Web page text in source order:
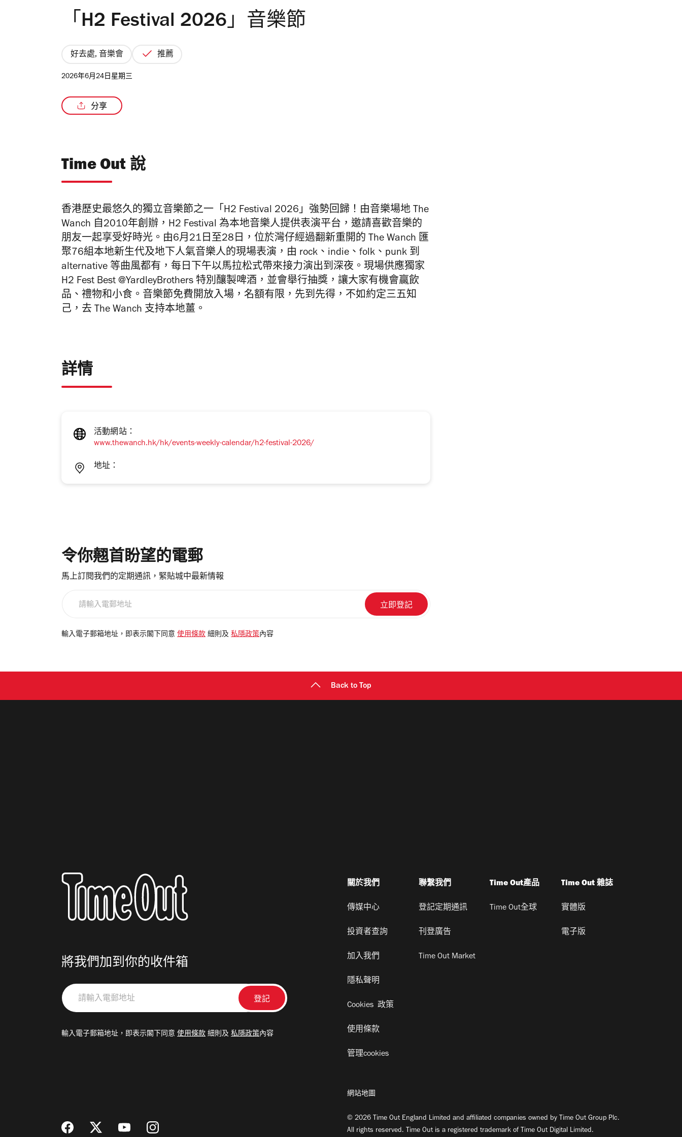
「H2 Festival 2026」音樂節
好去處, 音樂會 推薦
2026年6月24日星期三
分享
Time Out 說
香港歷史最悠久的獨立音樂節之一「H2 Festival 2026」強勢回歸！由音樂場地 The
Wanch 自2010年創辦，H2 Festival 為本地音樂人提供表演平台，邀請喜歡音樂的
朋友一起享受好時光。由6月21日至28日，位於灣仔經過翻新重開的 The Wanch 匯
聚76組本地新生代及地下人氣音樂人的現場表演，由 rock 、indie、folk、punk 到
alternative 等曲風都有，每日下午以馬拉松式帶來接力演出到深夜。現場供應獨家
H2 Fest Best @YardleyBrothers 特別釀製啤酒，並會舉行抽獎，讓大家有機會贏飲
品、禮物和小食。音樂節免費開放入場，名額有限，先到先得， 不如約定三五知
己，去 The Wanch 支持本地薑。
詳情
活動網站：
www.thewanch.hk/hk/events-weekly-calendar/h2-festival-2026/
地址：
令你翹首盼望的電郵
馬上訂閱我們的定期通訊，緊貼城中最新情報
電
輸入電子郵箱地址，即表示閣下同意 使用條款 細則及 私隱政策 內容
Back to Top
將我們加到你的收件箱
請
輸
郵
輸入電子郵箱地址，即表示閣下同意 使用條款 細則及 私隱政策內容
關於我們
傳媒中心
投資者查詢
加入我們
隱私聲明
Cookies 政策
使用條款
管理cookies
聯繫我們
登記定期通訊
刊登廣告
Time Out Market
Time Out產品
Time Out全球
Time Out 雜誌
實體版
電子版
網站地圖
© 2026 Time Out England Limited and affiliated companies owned by Time Out Group Plc.
All rights reserved. Time Out is a registered trademark of Time Out Digital Limited.